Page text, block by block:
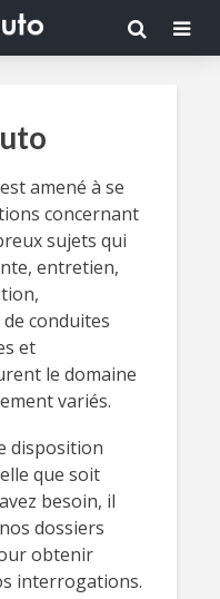
amené à se
concernant
sujets qui
entretien,
conduites
et
le domaine
variés.
disposition
que soit
besoin, il
dossiers
obtenir
interrogations.